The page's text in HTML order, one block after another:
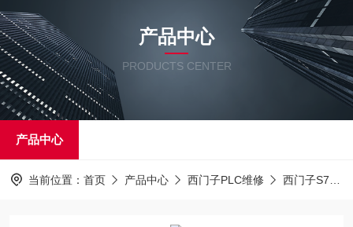
产品中心
PRODUCTS CENTER
产品中心
当前位置： 首页 产品中心 西门子PLC维修 西门子S7-1500PLC解密